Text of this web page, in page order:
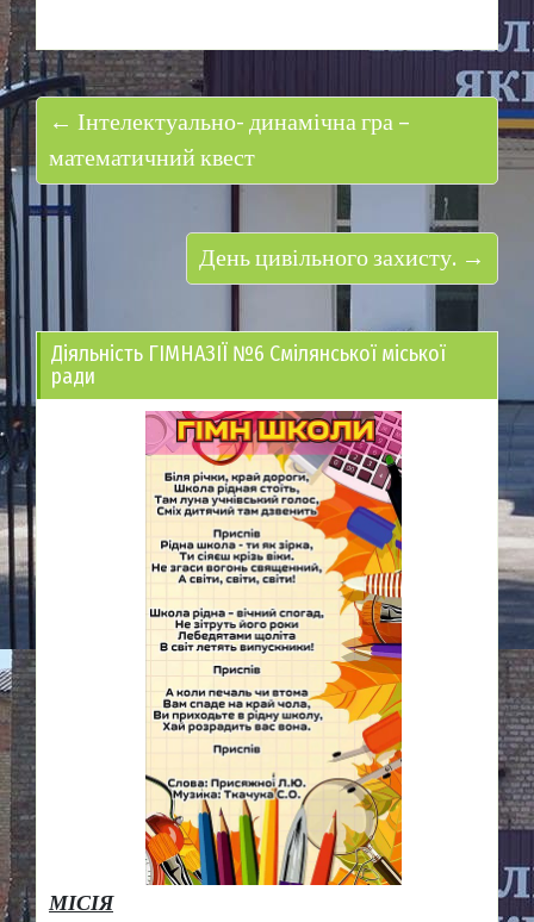
← Інтелектуально- динамічна гра –
математичний квест
День цивільного захисту. →
Діяльність ГІМНАЗІЇ №6 Смілянської міської
ради
МІСІЯ